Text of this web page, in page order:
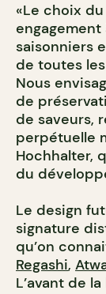
«Le choix
saisonniers
de toutes
Nous
de
de saveurs,
perpétuelle
Hochhalter,
du
Le design
signature
qu’on
Regashi,
L’avant de